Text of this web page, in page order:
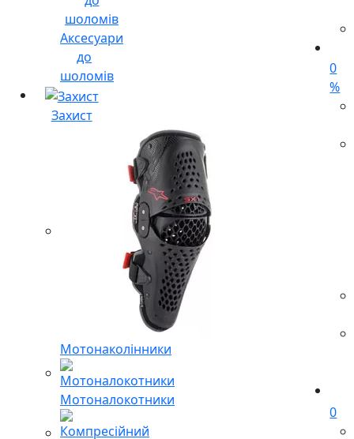
Аксесуари
до
шоломів
Захист
Мотонаколінники
Мотоналокотники
0
%
0